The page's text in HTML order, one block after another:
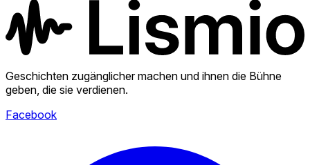
Geschichten zugänglicher machen und ihnen die Bühne
geben, die sie verdienen.
Facebook